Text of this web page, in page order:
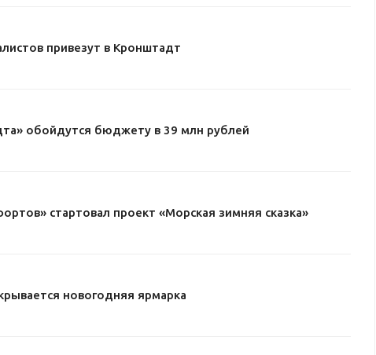
привезут в Кронштадт
обойдутся бюджету в 39 млн рублей
стартовал проект «Морская зимняя сказка»
новогодняя ярмарка